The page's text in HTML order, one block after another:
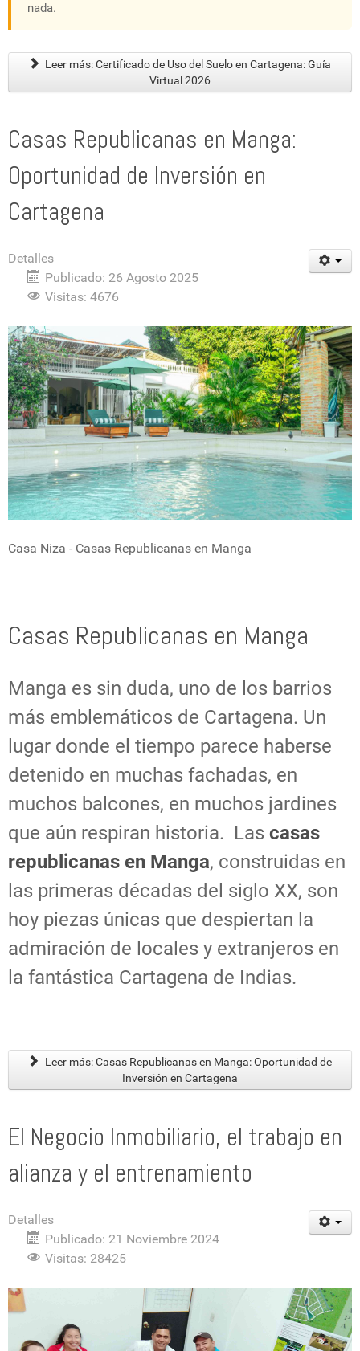
nada.
Leer más: Certificado de Uso del Suelo en Cartagena: Guía
Virtual 2026
Casas Republicanas en Manga:
Oportunidad de Inversión en
Cartagena
Detalles
Publicado: 26 Agosto 2025
Visitas: 4676
Casa Niza - Casas Republicanas en Manga
Casas Republicanas en Manga
Manga es sin duda, uno de los barrios
más emblemáticos de Cartagena. Un
lugar donde el tiempo parece haberse
detenido en muchas fachadas, en
muchos balcones, en muchos jardines
que aún respiran historia. Las casas
republicanas en Manga, construidas en
las primeras décadas del siglo XX, son
hoy piezas únicas que despiertan la
admiración de locales y extranjeros en
la fantástica Cartagena de Indias.
Leer más: Casas Republicanas en Manga: Oportunidad de
Inversión en Cartagena
El Negocio Inmobiliario, el trabajo en
alianza y el entrenamiento
Detalles
Publicado: 21 Noviembre 2024
Visitas: 28425